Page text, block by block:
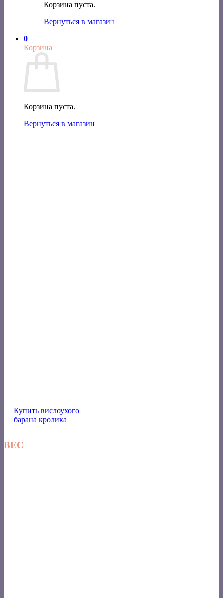
Корзина пуста.
Вернуться в магазин
0
Корзина
Корзина пуста.
Вернуться в магазин
Купить вислоухого
барана кролика
ВЕС